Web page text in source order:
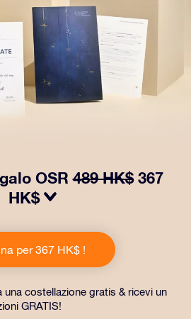
OSR489 HK$ 367
HK$
dono comprende una splendida
inviati a un indirizzo
digitali e all’uso gratuito
amici e persone care.
per 367 HK$ !
una costellazione gratis & ricevi un
GRATIS!